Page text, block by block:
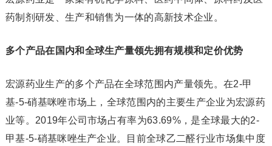
药制剂研发、生产和销售为一体的高新技术企业。
多个产品在国内和全球生产量领先拥有规模和定价优势
宏源药业生产的多个产品在全球范围内产量领先。在2-甲
基-5-硝基咪唑市场上，全球范围内的主要生产企业为宏源药
业等。2019年公司市场占有率为63.69%，是全球最大的2-
甲基-5-硝基咪唑生产企业。目前全球乙二醛行业市场集中度